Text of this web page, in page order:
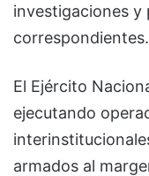
investigaciones y
correspondientes.
El Ejército
ejecutando
armados al